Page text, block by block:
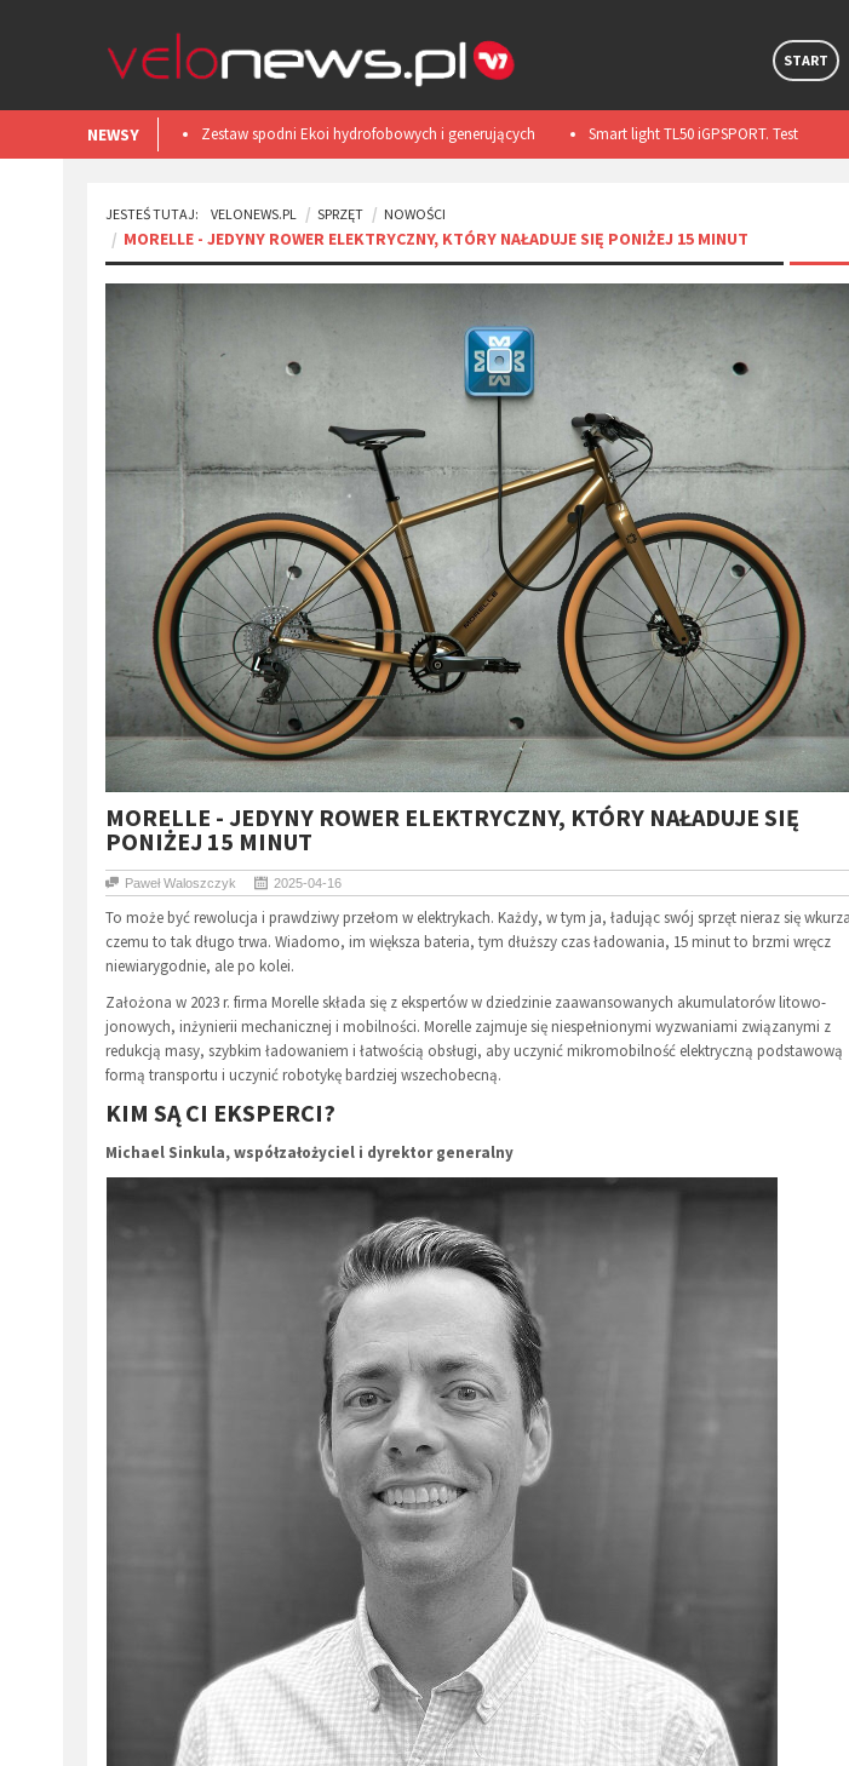
START
NEWSY Smart light TL50 iGPSPORT. Test
Premierowy, symbiotyczny zestaw R
Ekoi.
JESTEŚ TUTAJ: VELONEWS.PL SPRZĘT NOWOŚCI
MORELLE - JEDYNY ROWER ELEKTRYCZNY, KTÓRY NAŁADUJE SIĘ PONIŻEJ 15 MINUT
MORELLE - JEDYNY ROWER ELEKTRYCZNY, KTÓRY NAŁADUJE SIĘ
PONIŻEJ 15 MINUT
Paweł Waloszczyk 2025-04-16
To może być rewolucja i prawdziwy przełom w elektrykach. Każdy, w tym ja, ładując swój sprzęt nieraz się wkurza
czemu to tak długo trwa. Wiadomo, im większa bateria, tym dłuższy czas ładowania, 15 minut to brzmi wręcz
niewiarygodnie, ale po kolei.
Założona w 2023 r. firma Morelle składa się z ekspertów w dziedzinie zaawansowanych akumulatorów litowo-
jonowych, inżynierii mechanicznej i mobilności. Morelle zajmuje się niespełnionymi wyzwaniami związanymi z
redukcją masy, szybkim ładowaniem i łatwością obsługi, aby uczynić mikromobilność elektryczną podstawową
formą transportu i uczynić robotykę bardziej wszechobecną.
KIM SĄ CI EKSPERCI?
Michael Sinkula, współzałożyciel i dyrektor generalny